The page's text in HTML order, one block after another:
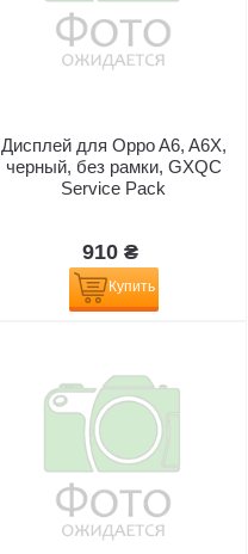
Дисплей для Oppo A6, A6X,
черный, без рамки, GXQC
Service Pack
910 ₴
Купить